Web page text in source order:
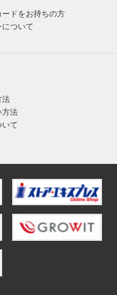
ードをお持ちの方
について
法
方法
いて